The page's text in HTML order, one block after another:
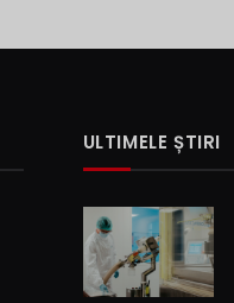
ULTIMELE ȘTIRI